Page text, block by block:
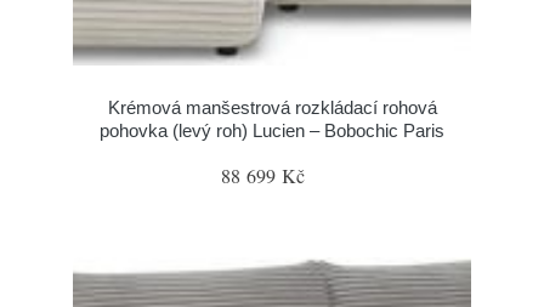
Krémová manšestrová rozkládací rohová
pohovka (levý roh) Lucien – Bobochic Paris
88 699 Kč